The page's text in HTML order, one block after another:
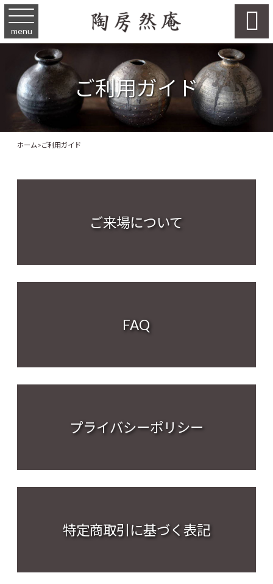
menu 
ご利用ガイド
ホーム>ご利用ガイド
ご来場について
FAQ
プライバシーポリシー
特定商取引に基づく表記